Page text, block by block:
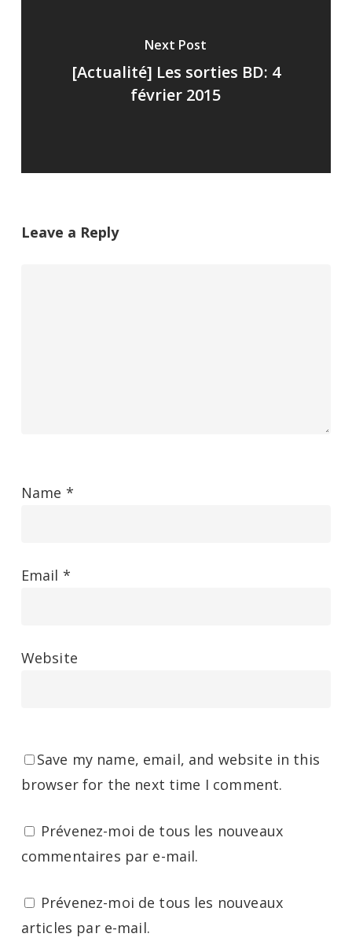
Next Post
[Actualité] Les sorties BD: 4
février 2015
Leave a Reply
Name *
Email *
Website
Save my name, email, and website in this
browser for the next time I comment.
Prévenez-moi de tous les nouveaux
commentaires par e-mail.
Prévenez-moi de tous les nouveaux
articles par e-mail.